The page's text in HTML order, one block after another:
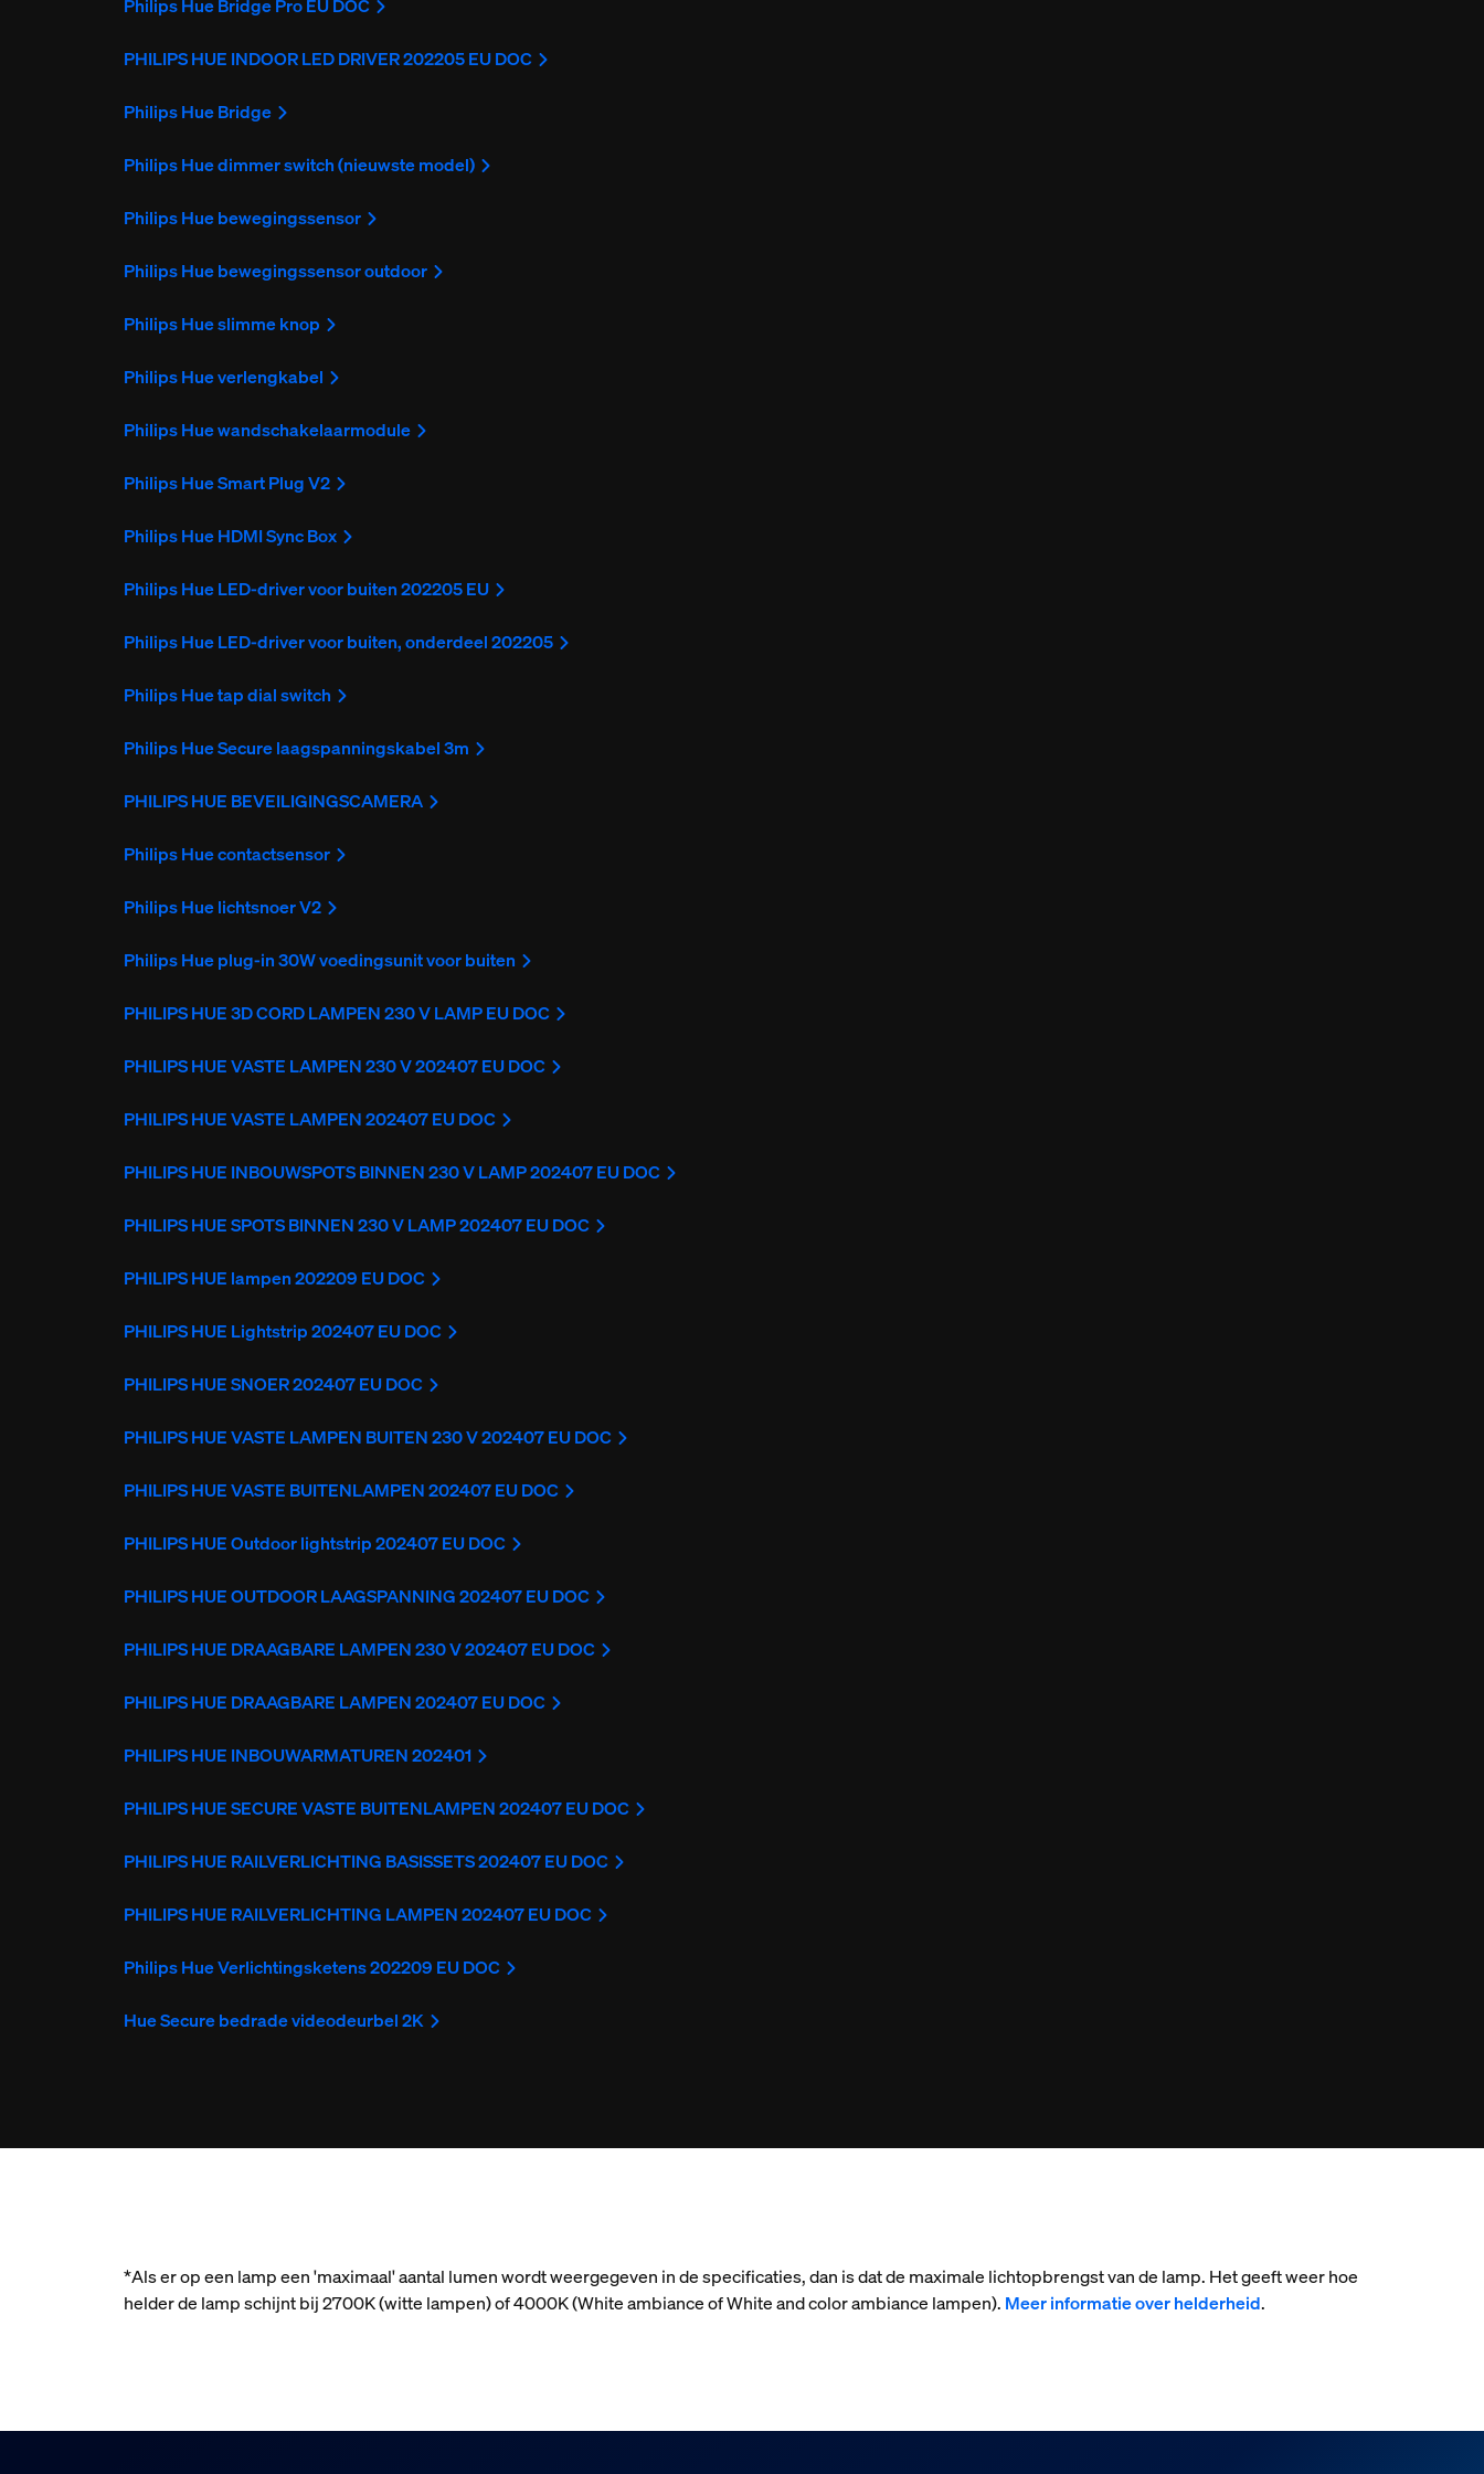
Philips Hue Bridge Pro EU DOC
PHILIPS HUE INDOOR LED DRIVER 202205 EU DOC
Philips Hue Bridge
Philips Hue dimmer switch (nieuwste model)
Philips Hue bewegingssensor
Philips Hue bewegingssensor outdoor
Philips Hue slimme knop
Philips Hue verlengkabel
Philips Hue wandschakelaarmodule
Philips Hue Smart Plug V2
Philips Hue HDMI Sync Box
Philips Hue LED-driver voor buiten 202205 EU
Philips Hue LED-driver voor buiten, onderdeel 202205
Philips Hue tap dial switch
Philips Hue Secure laagspanningskabel 3m
PHILIPS HUE BEVEILIGINGSCAMERA
Philips Hue contactsensor
Philips Hue lichtsnoer V2
Philips Hue plug-in 30W voedingsunit voor buiten
PHILIPS HUE 3D CORD LAMPEN 230 V LAMP EU DOC
PHILIPS HUE VASTE LAMPEN 230 V 202407 EU DOC
PHILIPS HUE VASTE LAMPEN 202407 EU DOC
PHILIPS HUE INBOUWSPOTS BINNEN 230 V LAMP 202407 EU DOC
PHILIPS HUE SPOTS BINNEN 230 V LAMP 202407 EU DOC
PHILIPS HUE lampen 202209 EU DOC
PHILIPS HUE Lightstrip 202407 EU DOC
PHILIPS HUE SNOER 202407 EU DOC
PHILIPS HUE VASTE LAMPEN BUITEN 230 V 202407 EU DOC
PHILIPS HUE VASTE BUITENLAMPEN 202407 EU DOC
PHILIPS HUE Outdoor lightstrip 202407 EU DOC
PHILIPS HUE OUTDOOR LAAGSPANNING 202407 EU DOC
PHILIPS HUE DRAAGBARE LAMPEN 230 V 202407 EU DOC
PHILIPS HUE DRAAGBARE LAMPEN 202407 EU DOC
PHILIPS HUE INBOUWARMATUREN 202401
PHILIPS HUE SECURE VASTE BUITENLAMPEN 202407 EU DOC
PHILIPS HUE RAILVERLICHTING BASISSETS 202407 EU DOC
PHILIPS HUE RAILVERLICHTING LAMPEN 202407 EU DOC
Philips Hue Verlichtingsketens 202209 EU DOC
Hue Secure bedrade videodeurbel 2K
*Als er op een lamp een 'maximaal' aantal lumen wordt weergegeven in de specificaties, dan is dat de maximale lichtopbrengst van de lamp. Het geeft weer hoe
helder de lamp schijnt bij 2700K (witte lampen) of 4000K (White ambiance of White and color ambiance lampen). Meer informatie over helderheid.